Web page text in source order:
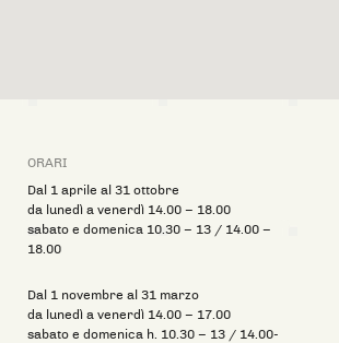
ORARI
Dal 1 aprile al 31 ottobre
da lunedì a venerdì 14.00 – 18.00
sabato e domenica 10.30 – 13 / 14.00 –
18.00
Dal 1 novembre al 31 marzo
da lunedì a venerdì 14.00 – 17.00
sabato e domenica h. 10.30 – 13 / 14.00-